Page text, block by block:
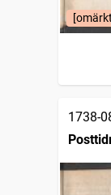
1738-